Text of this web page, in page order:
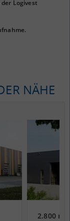
Logivest
NÄHE
2.800